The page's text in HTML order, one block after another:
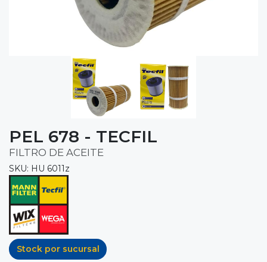
PEL 678 - TECFIL
FILTRO DE ACEITE
SKU: HU 6011z
Stock por sucursal